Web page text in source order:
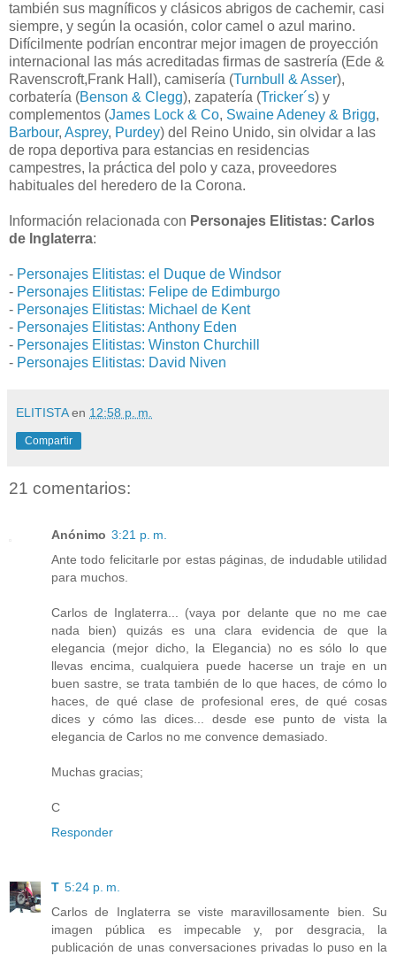
también sus magníficos y clásicos abrigos de cachemir, casi
siempre, y según la ocasión, color camel o azul marino.
Difícilmente podrían encontrar mejor imagen de proyección
internacional las más acreditadas firmas de sastrería (Ede &
Ravenscroft,Frank Hall), camisería (Turnbull & Asser),
corbatería (Benson & Clegg), zapatería (Tricker´s) y
complementos (James Lock & Co, Swaine Adeney & Brigg,
Barbour, Asprey, Purdey) del Reino Unido, sin olvidar a las
de ropa deportiva para estancias en residencias
campestres, la práctica del polo y caza, proveedores
habituales del heredero de la Corona.
Información relacionada con Personajes Elitistas: Carlos
de Inglaterra:
- Personajes Elitistas: el Duque de Windsor
- Personajes Elitistas: Felipe de Edimburgo
- Personajes Elitistas: Michael de Kent
- Personajes Elitistas: Anthony Eden
- Personajes Elitistas: Winston Churchill
- Personajes Elitistas: David Niven
ELITISTA en 12:58 p. m.
Compartir
21 comentarios:
Anónimo 3:21 p. m.
Ante todo felicitarle por estas páginas, de indudable utilidad
para muchos.
Carlos de Inglaterra... (vaya por delante que no me cae
nada bien) quizás es una clara evidencia de que la
elegancia (mejor dicho, la Elegancia) no es sólo lo que
llevas encima, cualquiera puede hacerse un traje en un
buen sastre, se trata también de lo que haces, de cómo lo
haces, de qué clase de profesional eres, de qué cosas
dices y cómo las dices... desde ese punto de vista la
elegancia de Carlos no me convence demasiado.
Muchas gracias;
C
Responder
T 5:24 p. m.
Carlos de Inglaterra se viste maravillosamente bien. Su
imagen pública es impecable y, por desgracia, la
publicación de unas conversaciones privadas lo puso en la